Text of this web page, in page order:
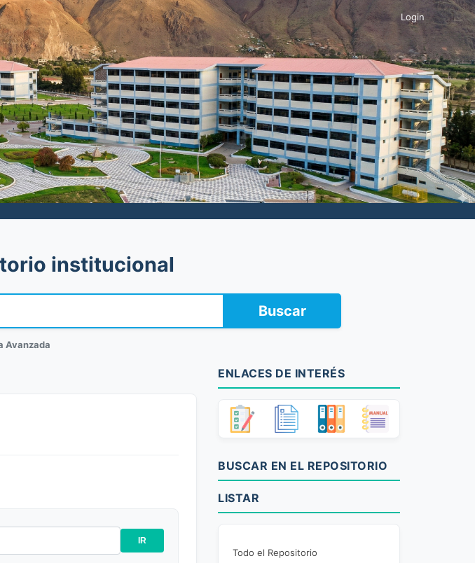
Login
institucional
Buscar
Avanzada
ENLACES DE INTERÉS
BUSCAR EN EL REPOSITORIO
LISTAR
Todo el Repositorio